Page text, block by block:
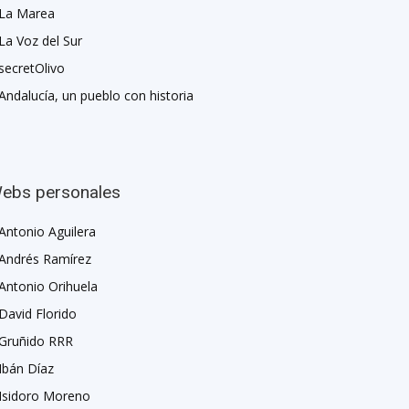
Marea
Voz del Sur
un pueblo con historia
personales
Aguilera
Ramírez
Orihuela
Florido
RRR
Díaz
Moreno